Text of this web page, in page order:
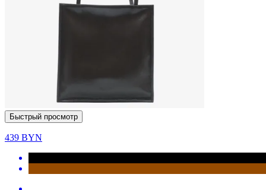
Быстрый просмотр
439 BYN